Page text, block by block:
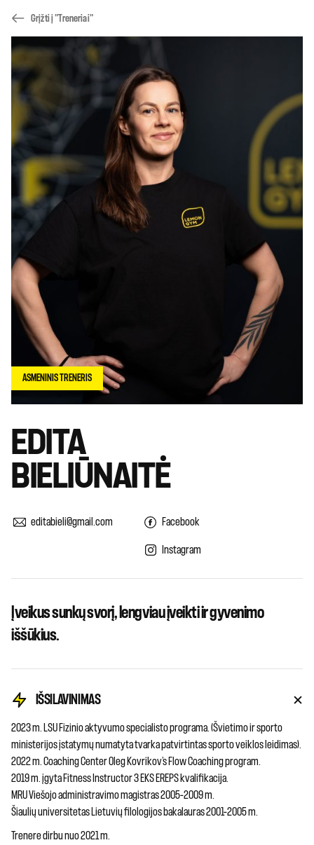
Grįžti į "Treneriai"
EDITA
BIELIŪNAITĖ
editabieli@gmail.com Facebook
Instagram
Įveikus sunkų svorį, lengviau įveikti ir gyvenimo
iššūkius.
IŠSILAVINIMAS
2023 m. LSU Fizinio aktyvumo specialisto programa. (Švietimo ir sporto
ministerijos įstatymų numatyta tvarka patvirtintas sporto veiklos leidimas).
2022 m. Coaching Center Oleg Kovrikov’s Flow Coaching program.
2019 m. įgyta Fitness Instructor 3 EKS EREPS kvalifikacija.
MRU Viešojo administravimo magistras 2005–2009 m.
Šiaulių universitetas Lietuvių filologijos bakalauras 2001–2005 m.
Trenere dirbu nuo 2021 m.
ASMENINIS TRENERIS